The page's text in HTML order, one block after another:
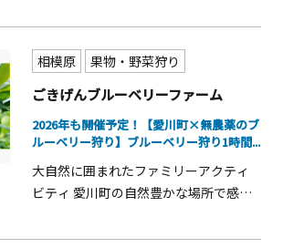
で座りながら景色が見える！ みなとみ
らいのイルミネーションクルーズ
相模原
果物・野菜狩り
ごきげんブルーベリーファーム
2026年も開催予定！【愛川町×無農薬のブ
ルーベリー狩り】ブルーベリー狩り1時間...
大自然に囲まれたファミリーアクティ
ビティ 愛川町の自然豊かな場所で感動
ベリーを食べて、家族みんなで楽しい